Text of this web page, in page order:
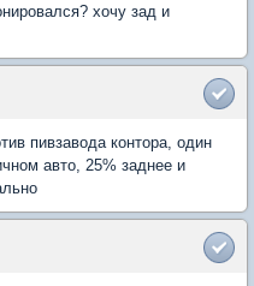
хочу зад и
пивзавода контора, один
авто, 25% заднее и